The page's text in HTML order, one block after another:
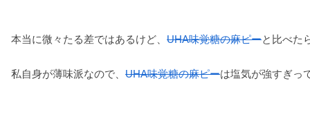
本当に微々たる差ではあるけど、 UHA味覚糖の麻ピーと比べた
私自身が薄味派なので、 UHA味覚糖の麻ピーは塩気が強すぎっ